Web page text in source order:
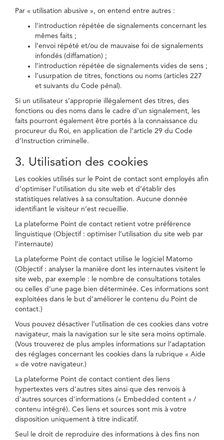
Par « utilisation abusive », on entend entre autres :
l’introduction répétée de signalements concernant les
mêmes faits ;
l’envoi répété et/ou de mauvaise foi de signalements
infondés (diffamation) ;
l’introduction répétée de signalements vides de sens ;
l’usurpation de titres, fonctions ou noms (articles 227
et suivants du Code pénal).
Si un utilisateur s’approprie illégalement des titres, des
fonctions ou des noms dans le cadre d’un signalement, les
faits pourront également être portés à la connaissance du
procureur du Roi, en application de l’article 29 du Code
d’Instruction criminelle.
3. Utilisation des cookies
Les cookies utilisés sur le Point de contact sont employés afin
d’optimiser l’utilisation du site web et d’établir des
statistiques relatives à sa consultation. Aucune donnée
identifiant le visiteur n’est recueillie.
La plateforme Point de contact retient votre préférence
linguistique (Objectif : optimiser l’utilisation du site web par
l’internaute)
La plateforme Point de contact utilise le logiciel Matomo
(Objectif : analyser la manière dont les internautes visitent le
site web, par exemple : le nombre de consultations totales
ou celles d’une page bien déterminée. Ces informations sont
exploitées dans le but d’améliorer le contenu du Point de
contact.)
Vous pouvez désactiver l’utilisation de ces cookies dans votre
navigateur, mais la navigation sur le site sera moins optimale.
(Vous trouverez de plus amples informations sur l’adaptation
des réglages concernant les cookies dans la rubrique « Aide
» de votre navigateur.)
La plateforme Point de contact contient des liens
hypertextes vers d'autres sites ainsi que des renvois à
d'autres sources d'informations (« Embedded content » /
contenu intégré). Ces liens et sources sont mis à votre
disposition uniquement à titre indicatif.
Seul le droit de reproduire des informations à des fins non